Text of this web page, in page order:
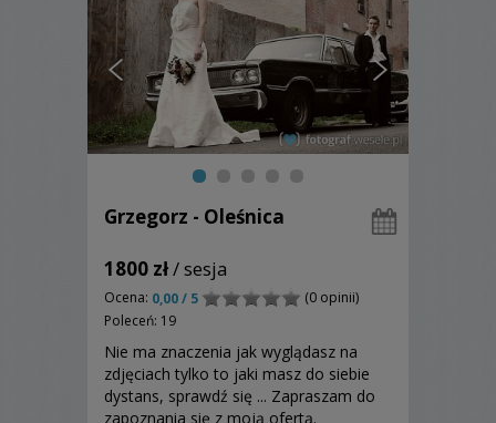
Grzegorz - Oleśnica
1800 zł/ sesja
Ocena: 0,00 / 5
(0 opinii)
Poleceń: 19
Nie ma znaczenia jak wyglądasz na
zdjęciach tylko to jaki masz do siebie
dystans, sprawdź się ... Zapraszam do
zapoznania się z moją ofertą.